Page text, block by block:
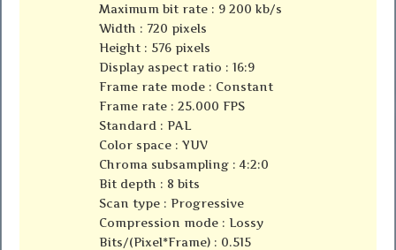
Maximum bit rate : 9 200 kb/s
Width : 720 pixels
Height : 576 pixels
Display aspect ratio : 16:9
Frame rate mode : Constant
Frame rate : 25.000 FPS
Standard : PAL
Color space : YUV
Chroma subsampling : 4:2:0
Bit depth : 8 bits
Scan type : Progressive
Compression mode : Lossy
Bits/(Pixel*Frame) : 0.515